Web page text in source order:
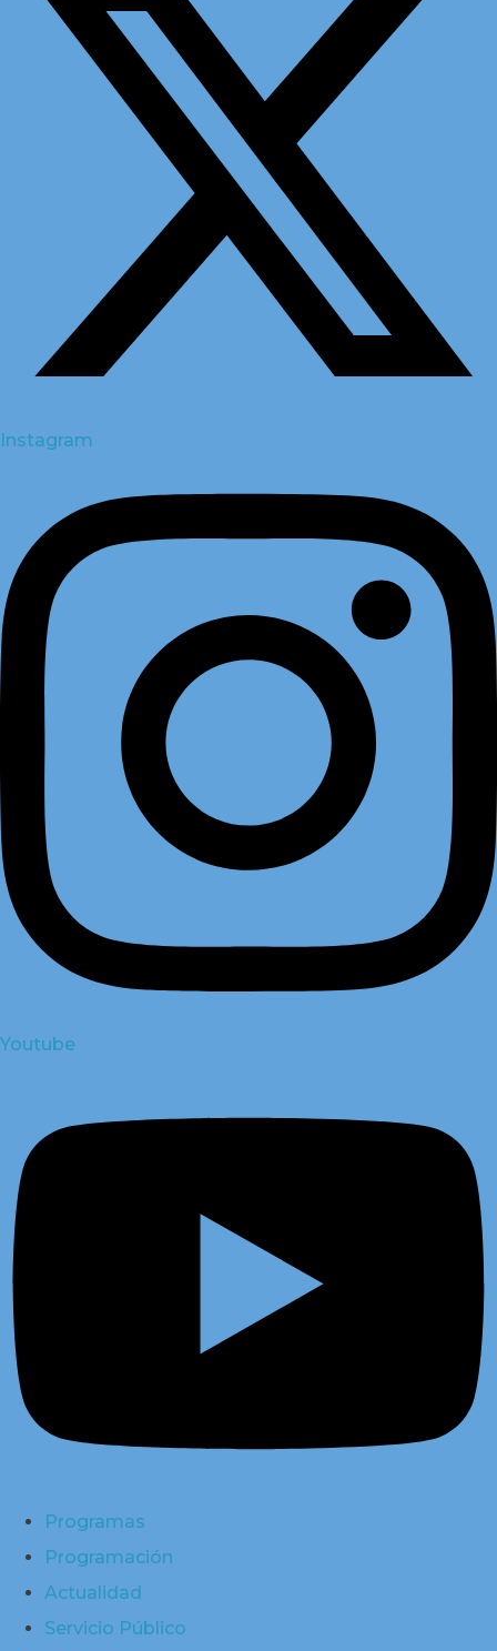
Instagram
Youtube
Programas
Programación
Actualidad
Servicio Público